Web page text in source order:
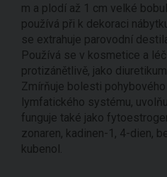
m a plodí až 1 cm velké
používá při k dekoraci
se extrahuje parovodní
Používá se v kosmetice a
protizánětlivě, jako
Zmírňuje bolesti
lymfatického systému,
funguje také jako
zonaren, kadinen-1, 4-dien,
kubenol.